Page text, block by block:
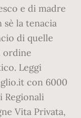
e di madre
sè la tenacia
di quelle
ordine
Leggi
con 6000
Regionali
Vita Privata,